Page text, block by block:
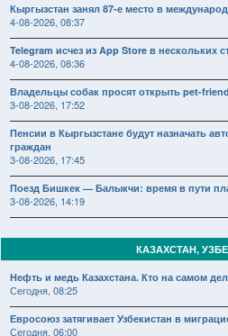
Кыргызстан занял 87-е место в
4-08-2026, 08:37
Telegram исчез из App Store в нескольких
4-08-2026, 08:36
Владельцы собак просят открыть pet-
3-08-2026, 17:52
Пенсии в Кыргызстане будут назначать
граждан
3-08-2026, 17:45
Поезд Бишкек — Балыкчи: время в пути
3-08-2026, 14:19
КАЗАХСТАН,
Нефть и медь Казахстана. Кто на самом
Сегодня, 08:25
Евросоюз затягивает Узбекистан в
Сегодня, 06:00